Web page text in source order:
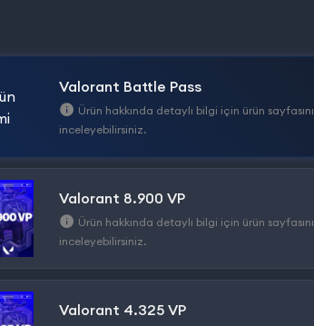
Valorant Battle Pass
Ürün hakkında detaylı bilgi için ürün sayfasını
inceleyebilirsiniz.
Valorant 8.900 VP
Ürün hakkında detaylı bilgi için ürün sayfasını
inceleyebilirsiniz.
Valorant 4.325 VP